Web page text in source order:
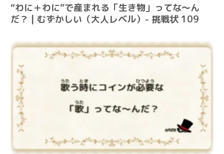
“わに＋わに”で産まれる「生き物」ってな～ん
だ？ | むずかしい（大人レベル）- 挑戦状 109